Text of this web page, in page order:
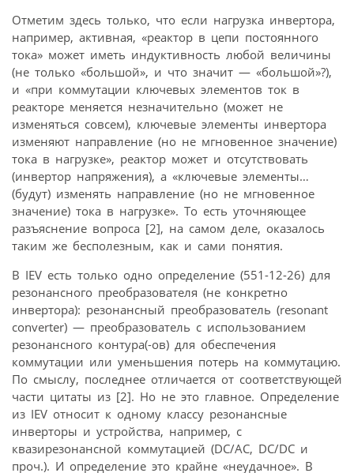
Отметим здесь только, что если нагрузка инвертора,
например, активная, «реактор в цепи постоянного
тока» может иметь индуктивность любой величины
(не только «большой», и что значит — «большой»?),
и «при коммутации ключевых элементов ток в
реакторе меняется незначительно (может не
изменяться совсем), ключевые элементы инвертора
изменяют направление (но не мгновенное значение)
тока в нагрузке», реактор может и отсутствовать
(инвертор напряжения), а «ключевые элементы…
(будут) изменять направление (но не мгновенное
значение) тока в нагрузке». То есть уточняющее
разъяснение вопроса [2], на самом деле, оказалось
таким же бесполезным, как и сами понятия.
В IEV есть только одно определение (551-12-26) для
резонансного преобразователя (не конкретно
инвертора): резонансный преобразователь (resonant
converter) — преобразователь с использованием
резонансного контура(-ов) для обеспечения
коммутации или уменьшения потерь на коммутацию.
По смыслу, последнее отличается от соответствующей
части цитаты из [2]. Но не это главное. Определение
из IEV относит к одному классу резонансные
инверторы и устройства, например, с
квазирезонансной коммутацией (DC/AC, DC/DC и
проч.). И определение это крайне «неудачное». В